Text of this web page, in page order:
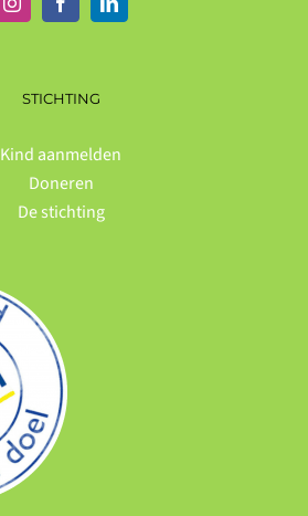
STICHTING
Kind aanmelden
Doneren
De stichting